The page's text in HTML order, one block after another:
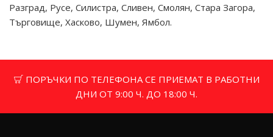
Разград, Русе, Силистра, Сливен, Смолян, Стара Загора,
Търговище, Хасково, Шумен, Ямбол.
ПОРЪЧКИ ПО ТЕЛЕФОНА СЕ ПРИЕМАТ В РАБОТНИ
ДНИ ОТ 9:00 Ч. ДО 18:00 Ч.